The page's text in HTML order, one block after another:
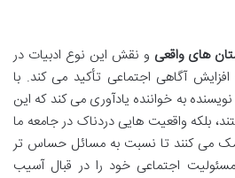
های واقعی و نقش این نوع ادبیات در
آگاهی اجتماعی تأکید می کند. با
به خواننده یادآوری می کند که این
بلکه واقعیت هایی دردناک در جامعه ما
می کنند تا نسبت به مسائل حساس تر
اجتماعی خود را در قبال آسیب